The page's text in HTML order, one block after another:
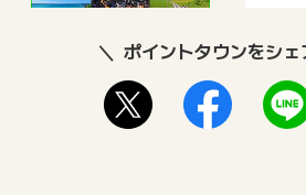
ポイントタウンをシェ